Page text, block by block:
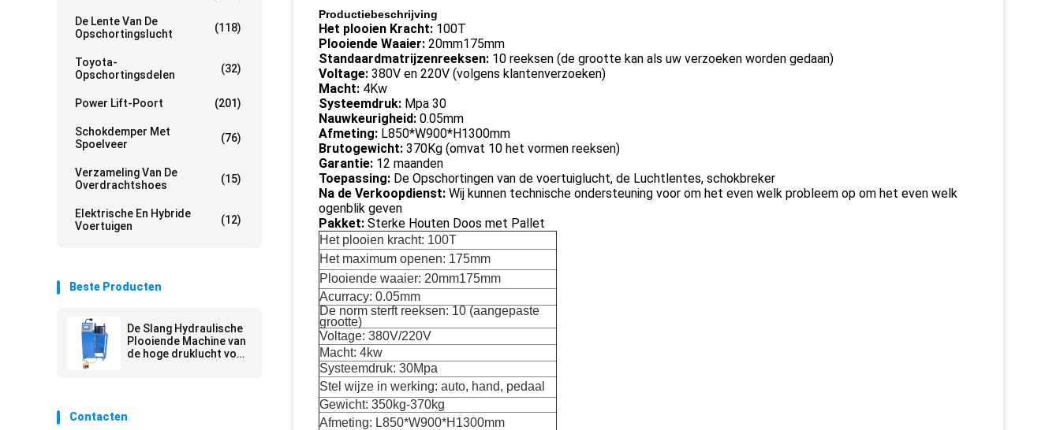
De Lente Van De
Opschortingslucht
(118)
Toyota-
Opschortingsdelen
(32)
Power Lift-Poort (201)
Schokdemper Met
Spoelveer
(76)
Verzameling Van De
Overdrachtshoes
(15)
Elektrische En Hybride
Voertuigen
(12)
Beste Producten
De Slang Hydraulische
Plooiende Machine van
de hoge druklucht voor
Contacten
Productiebeschrijving
Het plooien Kracht: 100T
Plooiende Waaier: 20mm175mm
Standaardmatrijzenreeksen: 10 reeksen (de grootte kan als uw verzoeken worden gedaan)
Voltage: 380V en 220V (volgens klantenverzoeken)
Macht: 4Kw
Systeemdruk: Mpa 30
Nauwkeurigheid: 0.05mm
Afmeting: L850*W900*H1300mm
Brutogewicht: 370Kg (omvat 10 het vormen reeksen)
Garantie: 12 maanden
Toepassing: De Opschortingen van de voertuiglucht, de Luchtlentes, schokbreker
Na de Verkoopdienst: Wij kunnen technische ondersteuning voor om het even welk probleem op om het even welk
ogenblik geven
Pakket: Sterke Houten Doos met Pallet
Het plooien kracht: 100T
Het maximum openen: 175mm
Plooiende waaier: 20mm175mm
Acurracy: 0.05mm
De norm sterft reeksen: 10 (aangepaste
grootte)
Voltage: 380V/220V
Macht: 4kw
Systeemdruk: 30Mpa
Stel wijze in werking: auto, hand, pedaal
Gewicht: 350kg-370kg
Afmeting: L850*W900*H1300mm